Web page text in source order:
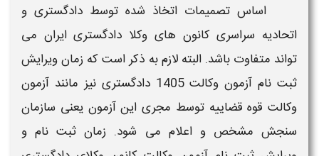
اساس تصمیمات اتخاذ شده توسط دادگستری و
اتحادیه سراسری کانون های وکلا دادگستری ایران می
تواند متفاوت باشد. البته لازم به ذکر است که زمانویرایش
ثبت نام آزمون وکالت 1405 دادگسترینیز مانند آزمون
وکالت قوه قضاییه توسط مجری اینآزمونیعنی سازمان
سنجش مشخص و اعلام می شود. زمان ثبت نام و